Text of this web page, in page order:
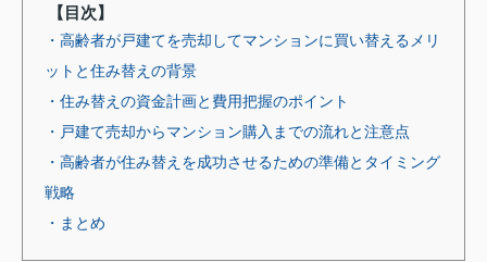
【目次】
・高齢者が戸建てを売却してマンションに買い替えるメリ
ットと住み替えの背景
・住み替えの資金計画と費用把握のポイント
・戸建て売却からマンション購入までの流れと注意点
・高齢者が住み替えを成功させるための準備とタイミング
戦略
・まとめ